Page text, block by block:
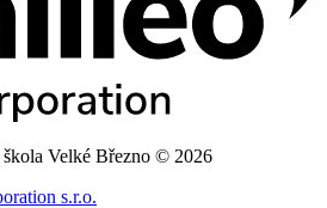
Velké Březno © 2026
s.r.o.